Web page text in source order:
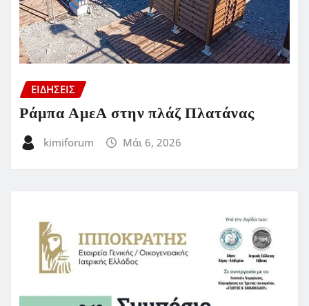
ΕΙΔΗΣΕΙΣ
Ράμπα ΑμεΑ στην πλάζ Πλατάνας
kimiforum Μάι 6, 2026